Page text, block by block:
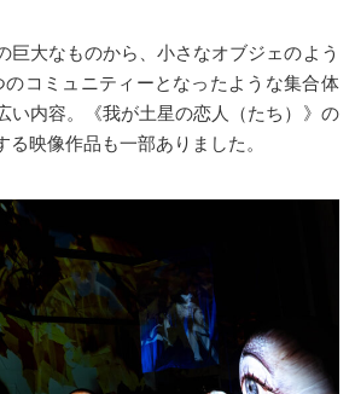
巨大なものから、小さなオブジェのよう
コミュニティーとなったような集合体
い内容。《我が土星の恋人（たち）》の
る映像作品も一部ありました。